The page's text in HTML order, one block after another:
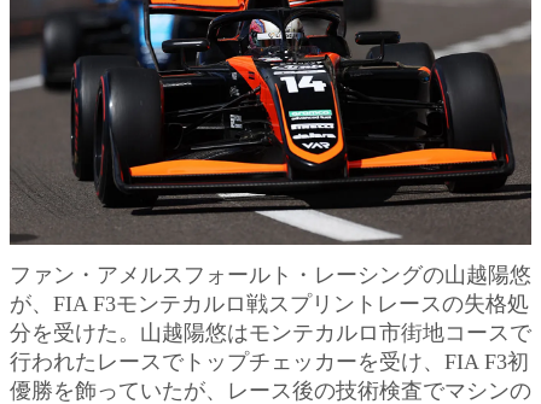
ファン・アメルスフォールト・レーシングの山越陽悠
が、FIA F3モンテカルロ戦スプリントレースの失格処
分を受けた。山越陽悠はモンテカルロ市街地コースで
行われたレースでトップチェッカーを受け、FIA F3初
優勝を飾っていたが、レース後の技術検査でマシンの